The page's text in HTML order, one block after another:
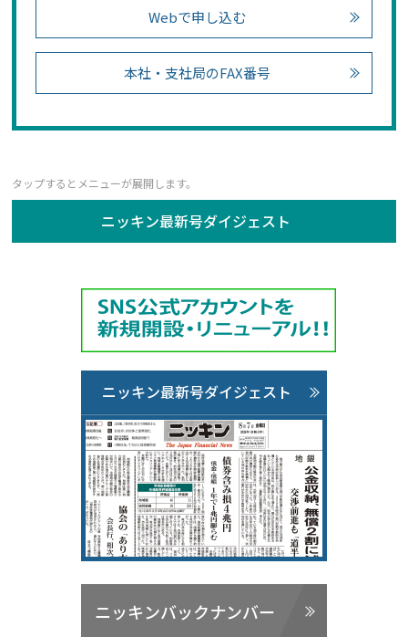
Webで申し込む
本社・支社局のFAX番号
ニッキン最新号ダイジェスト
ニッキン最新号ダイジェスト
ニッキンバックナンバー